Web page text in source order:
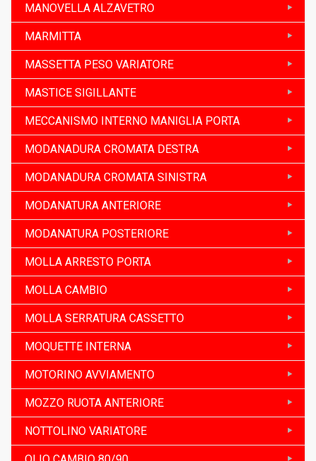
MANOVELLA ALZAVETRO
MARMITTA
MASSETTA PESO VARIATORE
MASTICE SIGILLANTE
MECCANISMO INTERNO MANIGLIA PORTA
MODANADURA CROMATA DESTRA
MODANADURA CROMATA SINISTRA
MODANATURA ANTERIORE
MODANATURA POSTERIORE
MOLLA ARRESTO PORTA
MOLLA CAMBIO
MOLLA SERRATURA CASSETTO
MOQUETTE INTERNA
MOTORINO AVVIAMENTO
MOZZO RUOTA ANTERIORE
NOTTOLINO VARIATORE